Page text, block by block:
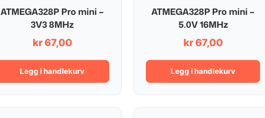
ATMEGA328P Pro mini –
3V3 8MHz
kr67,00
Legg i handlekurv
ATMEGA328P Pro mini –
5.0V 16MHz
kr67,00
Legg i handlekurv